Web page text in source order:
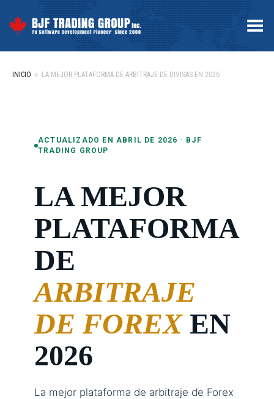
Menú
INICIO » LA MEJOR PLATAFORMA DE ARBITRAJE DE DIVISAS EN 2026
ACTUALIZADO EN ABRIL DE 2026 · BJF
TRADING GROUP
LA MEJOR
PLATAFORMA
DE
ARBITRAJE
DE FOREXEN
2026
La mejor plataforma de arbitraje de Forex